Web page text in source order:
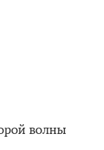
волны